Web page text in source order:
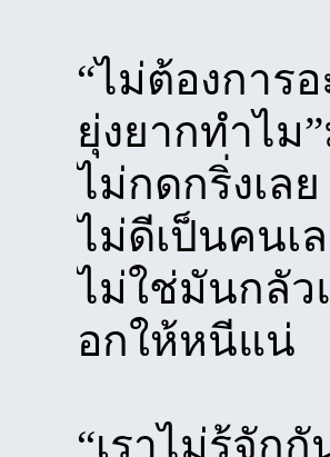
“ไม่ต้องการ
ยุ่งยากทำไม
ไม่กดกริ่งเล
ไม่ดีเป็นคนเ
ไม่ใช่มันกลัว
อกให้หนีแน่
“เราไม่รู้จัก